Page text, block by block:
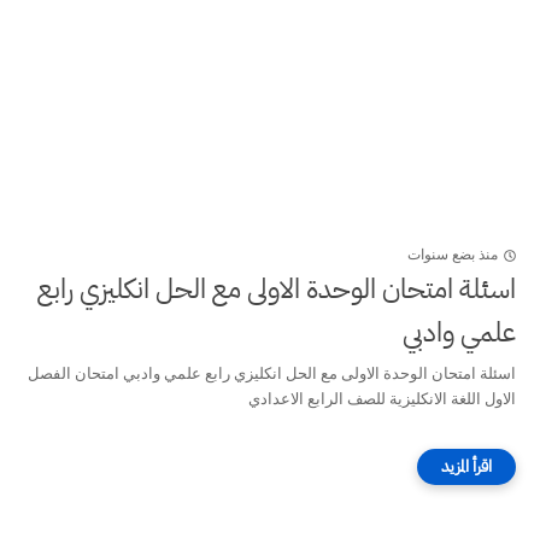
منذ بضع سنوات
اسئلة امتحان الوحدة الاولى مع الحل انكليزي رابع
علمي وادبي
اسئلة امتحان الوحدة الاولى مع الحل انكليزي رابع علمي وادبي امتحان الفصل
الاول اللغة الانكليزية للصف الرابع الاعدادي